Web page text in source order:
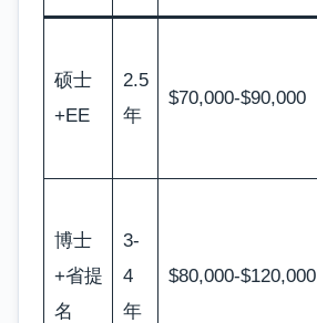
硕士
+EE
2.5
年
$70,000-$90,000
博士
+省提
名
3-
4
年
$80,000-$120,000